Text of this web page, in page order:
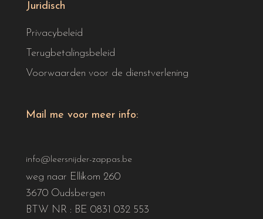
Juridisch
Privacybeleid
Terugbetalingsbeleid
Voorwaarden voor de dienstverlening
Mail me voor meer info:
info@leersnijder-zappas.be
weg naar Ellikom 260
3670 Oudsbergen
BTW NR : BE 0831 032 553